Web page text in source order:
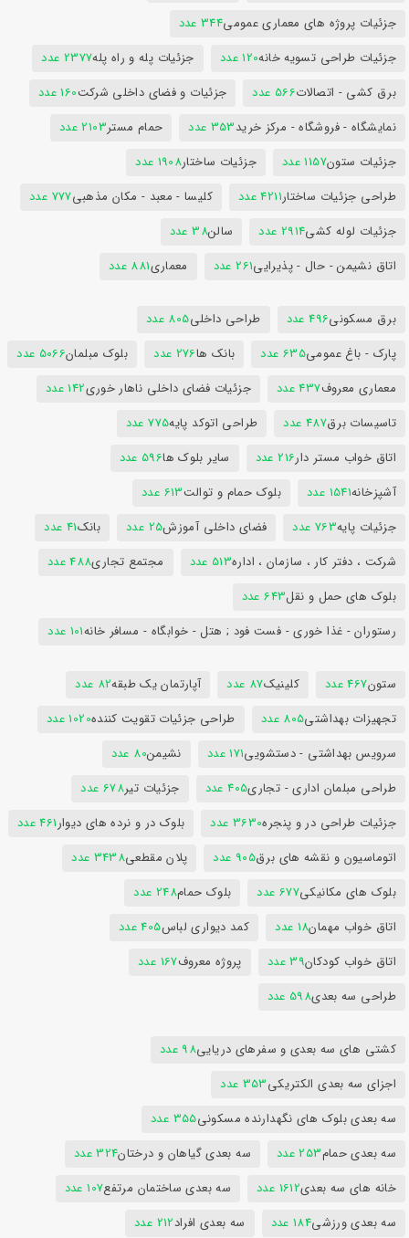
جزئیات پروژه های معماری عمومی344 عدد
جزئیات طراحی تسویه خانه120 عدد جزئیات پله و راه پله2377 عدد
برق کشی - اتصالات566 عدد جزئیات و فضای داخلی شرکت160 عدد
نمایشگاه - فروشگاه - مرکز خرید353 عدد حمام مستر2103 عدد
جزئیات ستون1157 عدد جزئیات ساختار1908 عدد
طراحی جزئیات ساختار4211 عدد کلیسا - معبد - مکان مذهبی777 عدد
جزئیات لوله کشی2914 عدد سالن38 عدد
اتاق نشیمن - حال - پذیرایی261 عدد معماری881 عدد
برق مسکونی496 عدد طراحی داخلی805 عدد
پارک - باغ عمومی635 عدد بانک ها276 عدد بلوک مبلمان5066 عدد
معماری معروف437 عدد جزئیات فضای داخلی ناهار خوری142 عدد
تاسیسات برق487 عدد طراحی اتوکد پایه775 عدد
اتاق خواب مستر دار216 عدد سایر بلوک ها596 عدد
آشپزخانه1541 عدد بلوک حمام و توالت613 عدد
جزئیات پایه763 عدد فضای داخلی آموزش25 عدد بانک41 عدد
شرکت ، دفتر کار ، سازمان ، اداره513 عدد مجتمع تجاری488 عدد
بلوک های حمل و نقل643 عدد
رستوران - غذا خوری - فست فود ; هتل - خوابگاه - مسافر خانه101 عدد
ستون467 عدد کلینیک87 عدد آپارتمان یک طبقه82 عدد
تجهیزات بهداشتی805 عدد طراحی جزئیات تقویت کننده1020 عدد
سرویس بهداشتی - دستشویی171 عدد نشیمن80 عدد
طراحی مبلمان اداری - تجاری405 عدد جزئیات تیر678 عدد
جزئیات طراحی در و پنجره3630 عدد بلوک در و نرده های دیوار461 عدد
اتوماسیون و نقشه های برق905 عدد پلان مقطعی3438 عدد
بلوک های مکانیکی677 عدد بلوک حمام248 عدد
اتاق خواب مهمان18 عدد کمد دیواری لباس405 عدد
اتاق خواب کودکان39 عدد پروژه معروف167 عدد
طراحی سه بعدی598 عدد
کشتی های سه بعدی و سفرهای دریایی98 عدد
اجزای سه بعدی الکتریکی353 عدد
سه بعدی بلوک های نگهدارنده مسکونی355 عدد
سه بعدی حمام253 عدد سه بعدی گیاهان و درختان324 عدد
خانه های سه بعدی1612 عدد سه بعدی ساختمان مرتفع107 عدد
سه بعدی ورزشی184 عدد سه بعدی افراد212 عدد